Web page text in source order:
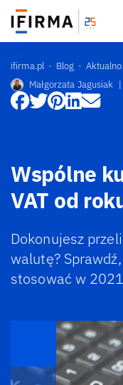
ifirma.pl Blog
Małgorzata Jagusiak |
Wspólne
VAT od
Dokonujesz
walutę?
stosować w